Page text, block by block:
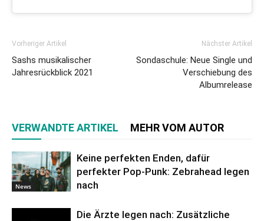
Vorheriger Artikel
Sashs musikalischer
Jahresrückblick 2021
Nächster Artikel
Sondaschule: Neue Single und
Verschiebung des
Albumrelease
VERWANDTE ARTIKEL MEHR VOM AUTOR
News
Keine perfekten Enden, dafür
perfekter Pop-Punk: Zebrahead legen
nach
Die Ärzte legen nach: Zusätzliche